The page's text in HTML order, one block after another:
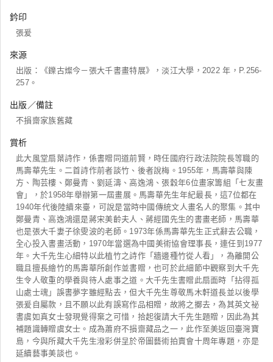
鈐印
張爰
來源
出版：《鑠古燦今－張大千書畫特展》，淡江大學，2022 年，P.256-
257。
出版／備註
不損齋家族舊藏
賞析
此大風堂扇葉詩作，係書贈同道前賢，時任國府行政法院院長等職的
馬壽華先生。二首詩作前者談竹、後者說梅。1955年，馬壽華與陳
方、陶芸樓、鄭曼青、劉延濤、高逸鴻、張穀年6位畫家籌組「七友畫
會」，於1958年舉辦第一屆畫展。馬壽華先生年紀最長，這7位都在
1940年代後陸續來臺，可說是當時中國傳統文人畫名人的聚集。其中
鄭曼青、高逸鴻還是蔣宋美齡夫人、蔣經國先生的書畫老師，馬壽華
也是張大千妻子徐雯波的老師。1973年係馬壽華先生正式辭去公職，
全心投入書畫活動，1970年當選為中國美術協會理事長，連任到1977
年。大千先生心細特以此植竹之詩作「牆邊種竹從人看」，為離開公
職且擅長繪竹的馬壽華所創作並書贈，也可於此細節中觀察到大千先
生令人敬重的學養與待人處事之道。大千先生書贈此扇面時「拈得孤
山處士魂」誤書夢字雖經點去，但大千先生尊敬馬木軒道長並以後學
張爰自屬款，且不願以此有誤寫作品相贈，故將之擲去，為其英文祕
書虞如真女士發現覺得棄之可惜，拾起復請大千先生題贈，因此為其
補題識轉贈虞女士。成為蕭府不損齋藏品之一，此作至美返回臺灣寶
島，今與所藏大千先生潑彩併呈於帝圖藝術拍賣會十周年專題，亦是
延續藝事美談也。